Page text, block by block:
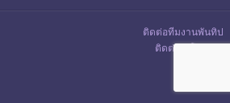
ติดต่อทีมงานพันทิป
ติดต่อลงโฆษณา